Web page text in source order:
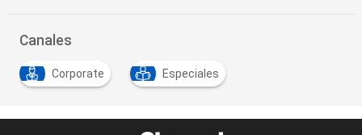
Canales
Corporate Especiales